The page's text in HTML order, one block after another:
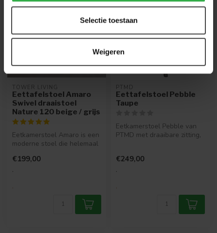
Selectie toestaan
Weigeren
TOWER LIVING
Eettafelstoel Amaro
Swivel draaistoel
Nature 120 beige / grijs
Eetkamerstoel Amaro is een
moderne stoel die helemaal
€199,00
.
.
PTMD
Eettafelstoel Pebble
Taupe
Eetkamerstoel Pebble van
PTMD met draaibare zitting,
€249,00
.
.